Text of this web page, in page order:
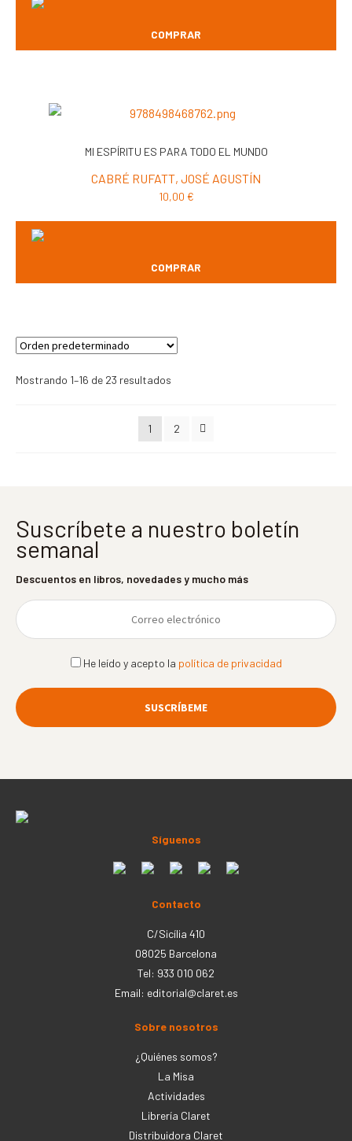
COMPRAR
MI ESPÍRITU ES PARA TODO EL MUNDO
CABRÉ RUFATT, JOSÉ AGUSTÍN
10,00 €
COMPRAR
Mostrando 1–16 de 23 resultados
1 2
Suscríbete a nuestro boletín
semanal
Descuentos en libros, novedades y mucho más
He leído y acepto la política de privacidad
Síguenos
Contacto
C/Sicília 410
08025 Barcelona
Tel: 933 010 062
Email: editorial@claret.es
Sobre nosotros
¿Quiénes somos?
La Misa
Actividades
Librería Claret
Distribuidora Claret